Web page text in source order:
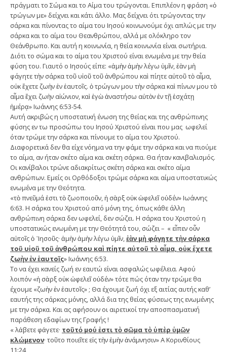
πράγματι το Σώμα και το Αίμα του τρώγονται. Επιπλέον η φράση «ὁ
τρώγων με» δείχνει και κάτι άλλο. Μας δείχνει ότι τρώγοντας την
σάρκα και πίνοντας το αίμα του Ιησού κοινωνούμε όχι απλώς με την
σάρκα και το αίμα του Θεανθρώπου, αλλά με ολόκληρο τον
Θεάνθρωπο. Και αυτή η κοινωνία, η θεία κοινωνία είναι σωτήρια.
Διότι το σώμα και το αίμα του Χριστού είναι ενωμένα με την θεία
φύση του. Γιαυτό ο Ιησούς είπε: «ἀμὴν ἀμὴν λέγω ὑμῖν, ἐὰν μὴ
φάγητε τὴν σάρκα τοῦ υἱοῦ τοῦ ἀνθρώπου καὶ πίητε αὐτοῦ τὸ αἷμα,
οὐκ ἔχετε ζωὴν ἐν ἑαυτοῖς. ὁ τρώγων μου τὴν σάρκα καὶ πίνων μου τὸ
αἷμα ἔχει ζωὴν αἰώνιον, καὶ ἐγὼ ἀναστήσω αὐτὸν ἐν τῇ ἐσχάτῃ
ἡμέρᾳ» Ιωάννης 6:53-54.
Αυτή ακριβώς η υποστατική ένωση της θείας και της ανθρώπινης
φύσης εν τω προσώπω του Ιησού Χριστού είναι που μας ωφελεί
όταν τρώμε την σάρκα και πίνουμε το αίμα του Χριστού.
Διαφορετικά δεν θα είχε νόημα να την φάμε την σάρκα και να πιούμε
το αίμα, αν ήταν σκέτο αίμα και σκέτη σάρκα. Θα ήταν κανιβαλισμός.
Οι κανίβαλοι τρώνε αδιακρίτως σκέτη σάρκα και σκέτο αίμα
ανθρώπων. Εμείς οι Ορθόδοξοι τρώμε σάρκα και αίμα υποστατικώς
ενωμένα με την Θεότητα.
«τὸ πνεῦμά ἐστι τὸ ζωοποιοῦν, ἡ σὰρξ οὐκ ὠφελεῖ οὐδέν» Ιωάννης
6:63. Η σάρκα του Χριστού από μόνη της, όπως κάθε άλλη
ανθρώπινη σάρκα δεν ωφελεί, δεν σώζει. Η σάρκα του Χριστού η
υποστατικώς ενωμένη με την Θεότητά του, σώζει – « εἶπεν οὖν
αὐτοῖς ὁ ᾿Ιησοῦς· ἀμὴν ἀμὴν λέγω ὑμῖν,ἐὰν μὴ φάγητε τὴν σάρκα
τοῦ υἱοῦ τοῦ ἀνθρώπου καὶ πίητε αὐτοῦ τὸ αἷμα, οὐκ ἔχετε
ζωὴν ἐν ἑαυτοῖς» Ιωάννης 6:53.
Το να έχει κανείς ζωή εν εαυτώ είναι ασφαλώς ωφέλεια. Αφού
λοιπόν «ἡ σὰρξ οὐκ ὠφελεῖ οὐδέν» τότε πώς όταν την τρώμε θα
έχουμε «ζωὴν ἐν ἑαυτοῖς» ; Θα έχουμε ζωή όχι εξ αιτίας αυτής καθ’
εαυτής της σάρκας μόνης, αλλά δια της θείας φύσεως της ενωμένης
με την σάρκα. Και ας αφήσουν οι αιρετικοί την αποσπασματική
παράθεση εδαφίων της Γραφής !
« λάβετε φάγετε· τοῦτό μού ἐστι τὸ σῶμα τὸ ὑπὲρ ὑμῶν
κλώμενον· τοῦτο ποιεῖτε εἰς τὴν ἐμὴν ἀνάμνησιν» Α Κορινθίους
11:24